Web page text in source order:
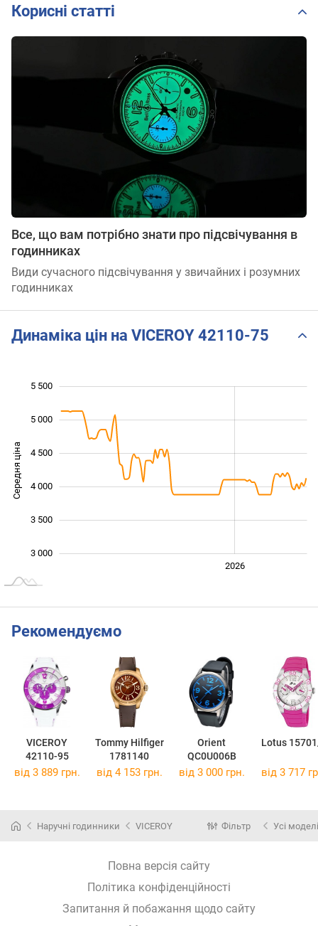
Корисні статті
Все, що вам потрібно знати про підсвічування в
годинниках
Види сучасного підсвічування у звичайних і розумних
годинниках
Динаміка цін на VICEROY 42110-75
Середня ціна
3 000
3 500
4 000
4 500
5 000
5 500
2026
Рекомендуємо
VICEROY
42110-95
Tommy Hilfiger
1781140
Orient
QC0U006B
Lotus
від 3 889 грн. від 4 153 грн. від 3 000 грн. від 3 717
Наручні годинники VICEROY Фільтр Усі моделі
Повна версія сайту
Політика конфіденційності
Запитання й побажання щодо сайту